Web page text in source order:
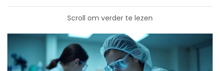
Scroll om verder te lezen